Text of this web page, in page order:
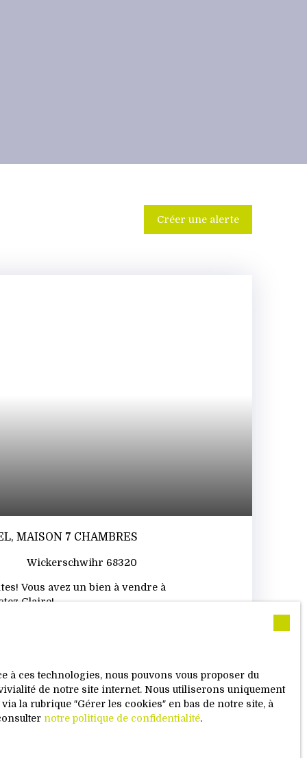
Créer une alerte
MAISON 7 CHAMBRES
Wickerschwihr 68320
Vous avez un bien à vendre à
Claire!
ces technologies, nous pouvons vous proposer du
de notre site internet. Nous utiliserons uniquement
la rubrique ″Gérer les cookies″ en bas de notre site, à
notre politique de confidentialité.